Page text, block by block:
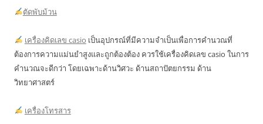
ตัดพับม้วน
เครื่องคิดเลข casio เป็นอุปกรณ์ที่มีความจำเป็นเพื่อการคำนวณที่
ต้องการความแม่นยำสูงและถูกต้องต้อง ควรใช้เครื่องคิดเลข casio ในการ
คำนวณจะดีกว่า โดยเฉพาะด้านวิศวะ ด้านสถาปัตยกรรม ด้าน
วิทยาศาสตร์
เครื่องโทรสาร